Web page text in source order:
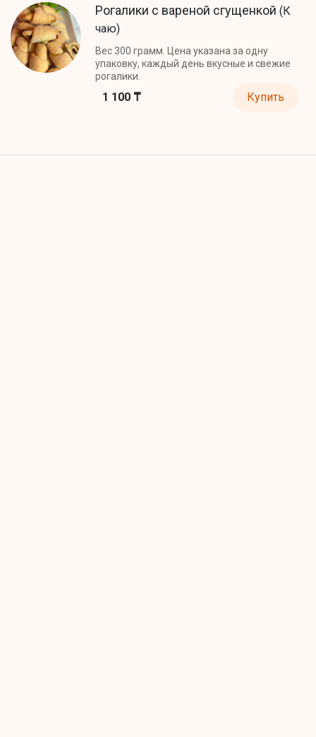
Рогалики с вареной сгущенкой (К
чаю)
Вес 300 грамм. Цена указана за одну
упаковку, каждый день вкусные и свежие
рогалики.
1 100 ₸ Купить